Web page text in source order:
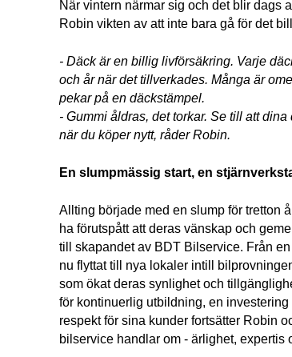
När vintern närmar sig och det blir dags
Robin vikten av att inte bara gå för det
- Däck är en billig livförsäkring. Varje
och år när det tillverkades. Många är
pekar på en däckstämpel.
- Gummi åldras, det torkar. Se till att
när du köper nytt, råder Robin.
En slumpmässig start, en
Allting började med en slump för tretton
ha förutspått att deras vänskap och
till skapandet av BDT Bilservice. Från
nu flyttat till nya lokaler intill
som ökat deras synlighet och
för kontinuerlig utbildning, en
respekt för sina kunder fortsätter Robin
bilservice handlar om - ärlighet, expertis